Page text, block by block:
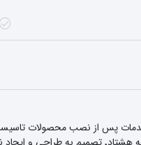
پس از نصب محصولات